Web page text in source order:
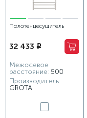
Полотенцесушитель
530х1200 белый
32 433 i
Межосевое
расстояние: 500
Производитель:
GROTA